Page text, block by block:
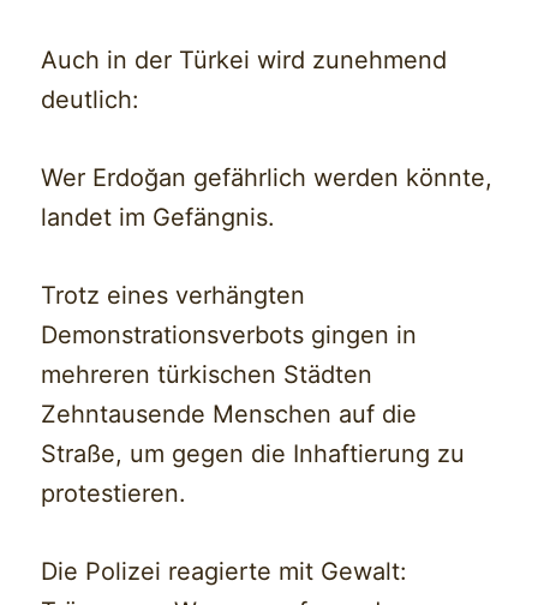
Auch in der Türkei wird zunehmend
deutlich:
Wer Erdoğan gefährlich werden könnte,
landet im Gefängnis.
Trotz eines verhängten
Demonstrationsverbots gingen in
mehreren türkischen Städten
Zehntausende Menschen auf die
Straße, um gegen die Inhaftierung zu
protestieren.
Die Polizei reagierte mit Gewalt: